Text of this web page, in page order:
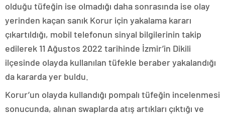
olduğu tüfeğin ise olmadığı daha sonrasında ise olay
yerinden kaçan sanık Korur için yakalama kararı
çıkartıldığı, mobil telefonun sinyal bilgilerinin takip
edilerek 11 Ağustos 2022 tarihinde İzmir’in Dikili
ilçesinde olayda kullanılan tüfekle beraber yakalandığı
da kararda yer buldu.
Korur’un olayda kullandığı pompalı tüfeğin incelenmesi
sonucunda, alınan swaplarda atış artıkları çıktığı ve